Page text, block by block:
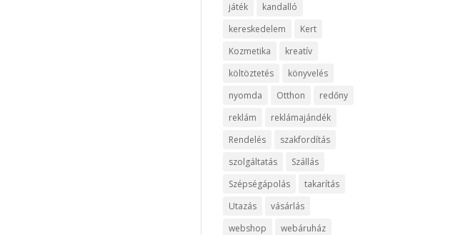
játék
kandalló
kereskedelem
Kert
Kozmetika
kreatív
költöztetés
könyvelés
nyomda
Otthon
redőny
reklám
reklámajándék
Rendelés
szakfordítás
szolgáltatás
Szállás
Szépségápolás
takarítás
Utazás
vásárlás
webshop
webáruház